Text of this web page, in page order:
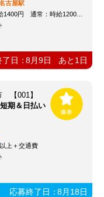
古屋駅
常：時給1200円～＋交通費全額支給
了日：8月9日 あと 1 日
【001】
期＆日払い
上＋交通費
応募終了日：8月18日